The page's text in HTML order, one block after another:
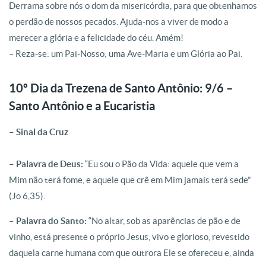
Derrama sobre nós o dom da misericórdia, para que obtenhamos
o perdão de nossos pecados. Ajuda-nos a viver de modo a
merecer a glória e a felicidade do céu. Amém!
– Reza-se: um Pai-Nosso; uma Ave-Maria e um Glória ao Pai.
10º Dia da Trezena de Santo Antônio: 9/6 –
Santo Antônio e a Eucaristia
– Sinal da Cruz
– Palavra de Deus: “Eu sou o Pão da Vida: aquele que vem a
Mim não terá fome, e aquele que crê em Mim jamais terá sede”
(Jo 6,35).
– Palavra do Santo: “No altar, sob as aparências de pão e de
vinho, está presente o próprio Jesus, vivo e glorioso, revestido
daquela carne humana com que outrora Ele se ofereceu e, ainda